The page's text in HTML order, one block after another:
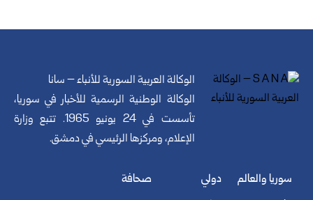
الوكالة العربية السورية للأنباء – سانا
الوكالة الوطنية الرسمية للأخبار في سوريا،
تأسست في 24 يونيو 1965. تتبع وزارة
الإعلام، ومركزها الرئيسي في دمشق.
سوريا والعالم
دولي
صحافة